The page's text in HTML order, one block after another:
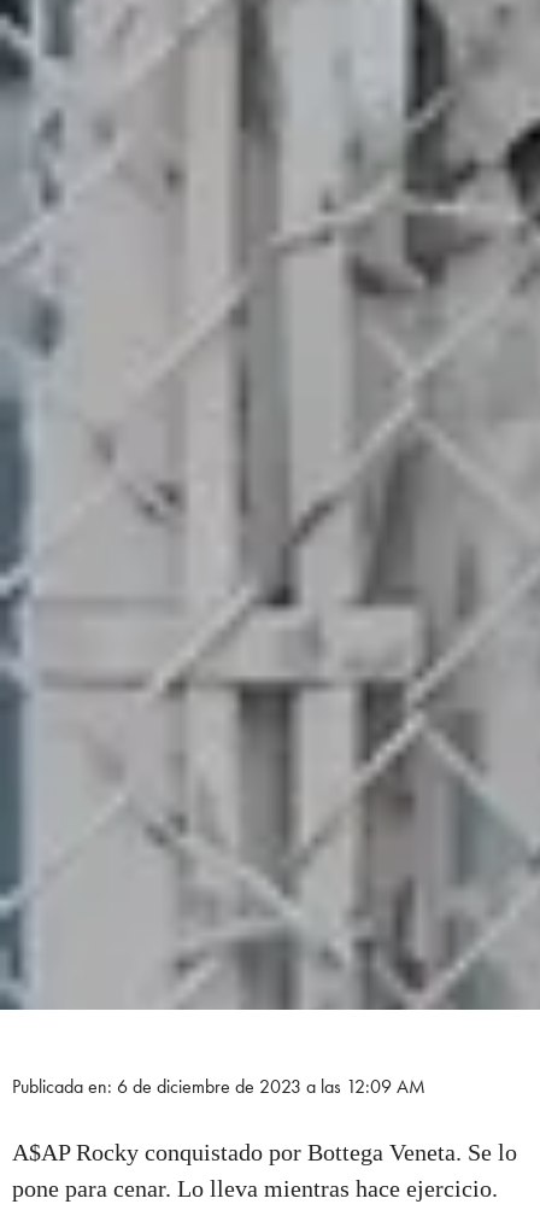
Publicada en: 6 de diciembre de 2023 a las 12:09 AM
A$AP Rocky conquistado por Bottega Veneta. Se lo
pone para cenar. Lo lleva mientras hace ejercicio.